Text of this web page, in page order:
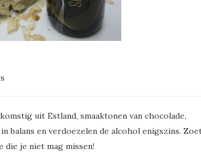
uit Estland, smaaktonen van chocolade,
en verdoezelen de alcohol enigszins.
je niet mag missen!